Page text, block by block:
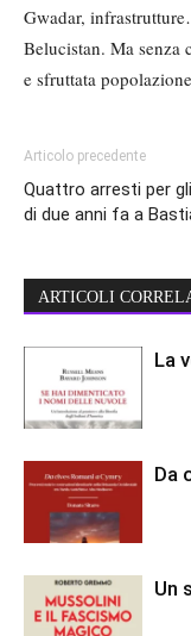
Gwadar,
Belucistan. Ma
e sfruttata
Articolo precedente
Quattro arresti per
di due anni fa a
ARTICOLI
La
Da
Un